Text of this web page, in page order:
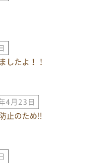
したよ！！
4月23日
止のため!!